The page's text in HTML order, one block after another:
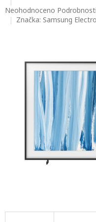
Průměrné
hodnocení
Neohodnoceno
Značka: Samsung